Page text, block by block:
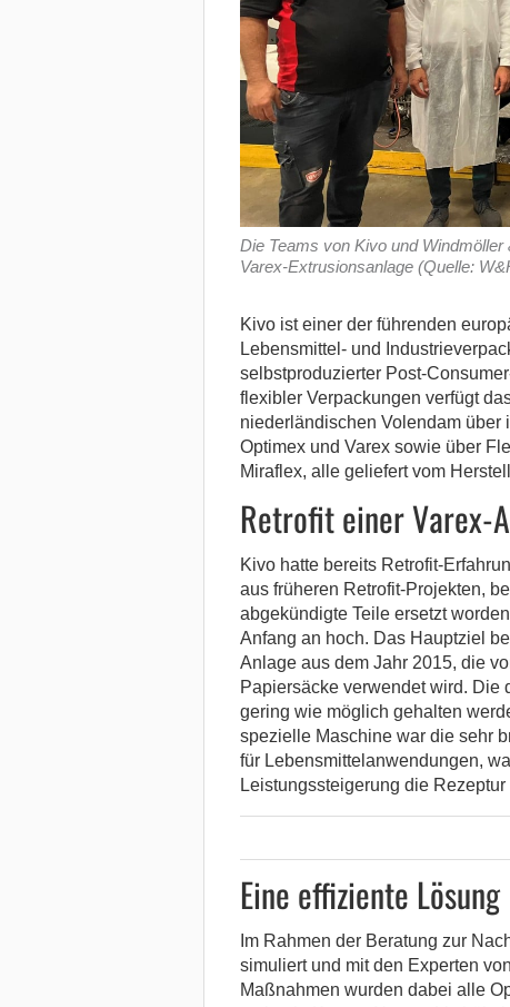
Die Teams von Kivo und
Varex-Extrusionsanlage (Quelle:
Kivo ist einer der führenden
Lebensmittel- und
selbstproduzierter Post-
flexibler Verpackungen verfügt
niederländischen Volendam über
Optimex und Varex sowie über
Miraflex, alle geliefert vom
Retrofit einer Varex-
Kivo hatte bereits Retrofit-
aus früheren Retrofit-Projekten,
abgekündigte Teile ersetzt
Anfang an hoch. Das Hauptziel
Anlage aus dem Jahr 2015, die
Papiersäcke verwendet wird. Die
gering wie möglich gehalten
spezielle Maschine war die sehr
für Lebensmittelanwendungen,
Leistungssteigerung die
Eine effiziente Lösung
Im Rahmen der Beratung zur
simuliert und mit den Experten
Maßnahmen wurden dabei alle